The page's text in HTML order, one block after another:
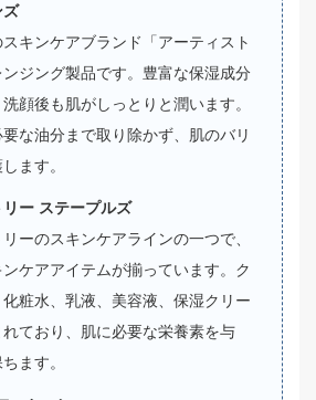
ズ
キンケアブランド「アーティスト
ンジング製品です。豊富な保湿成分
顔後も肌がしっとりと潤います。
要な油分まで取り除かず、肌のバリ
ます。
ー ステープルズ
ーのスキンケアラインの一つで、
ケアアイテムが揃っています。ク
粧水、乳液、美容液、保湿クリー
れており、肌に必要な栄養素を与
ます。